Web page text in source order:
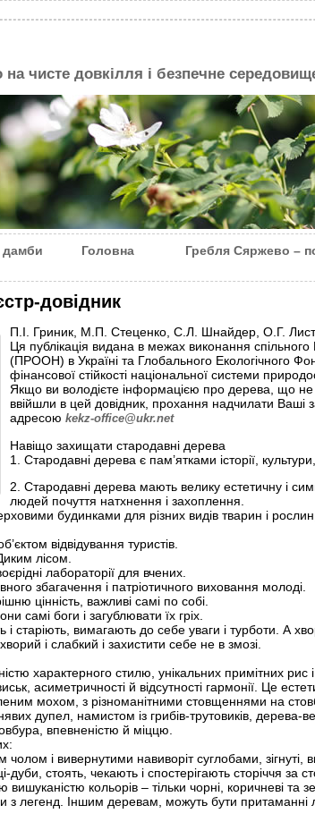
чисте довкілля і безпечне
дамби
Головна Гребля Сяржево –
довідник
П.І. Гриник, М.П. Стеценко, С.Л. Шнайдер, О.Г.
Ця публікація видана в межах виконання
(ПРООН) в Україні та Глобального Екологічного
фінансової стійкості національної системи
Якщо ви володієте інформацією про дерева, що не
ввійшли в цей довідник, прохання надчилати Ваші
адресою kekz-office@ukr.net
Навіщо захищати стародавні дерева
1. Стародавні дерева є пам’ятками історії,
2. Стародавні дерева мають велику естетичну і
людей почуття натхнення і захоплення.
будинками для різних видів тварин і
відвідування туристів.
лісом.
лабораторії для вчених.
збагачення і патріотичного виховання молоді.
цінність, важливі самі по собі.
боги і загублювати їх гріх.
і старіють, вимагають до себе уваги і турботи. А
і слабкий і захистити себе не в змозі.
характерного стилю, унікальних примітних рис
асиметричності й відсутності гармонії. Це
мохом, з різноманітними стовщеннями на
дупел, намистом із грибів-трутовиків, дерева-
впевненістю й міццю.
і вивернутими навиворіт суглобами, зігнуті,
дуби, стоять, чекають і спостерігають сторіччя за
кольорів – тільки чорні, коричневі та
з легенд. Іншим деревам, можуть бути притаманні